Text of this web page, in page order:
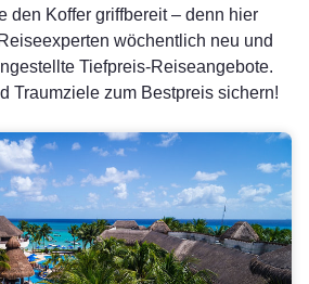
den Koffer griffbereit – denn hier
wöchentlich neu und
Tiefpreis-Reiseangebote.
Traumziele zum Bestpreis sichern!